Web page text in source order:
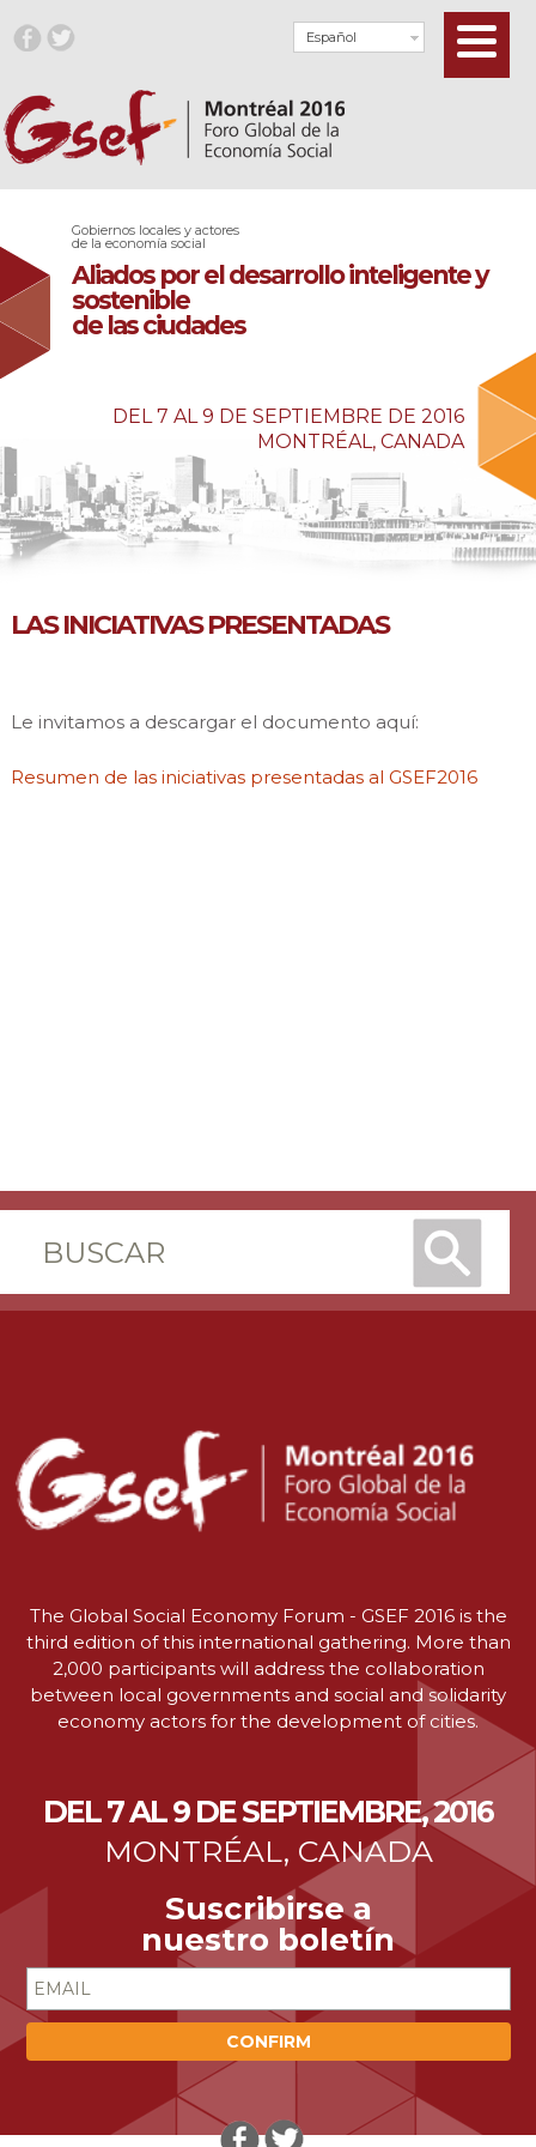
Español
Gobiernos locales y actores
de la economía social
Aliados por el desarrollo inteligente y
sostenible
de las ciudades
DEL 7 AL 9 DE SEPTIEMBRE DE 2016
MONTRÉAL, CANADA
LAS INICIATIVAS PRESENTADAS
Le invitamos a descargar el documento aquí:
Resumen de las iniciativas presentadas al GSEF2016
The Global Social Economy Forum - GSEF 2016 is the
third edition of this international gathering. More than
2,000 participants will address the collaboration
between local governments and social and solidarity
economy actors for the development of cities.
DEL 7 AL 9 DE SEPTIEMBRE, 2016
MONTRÉAL, CANADA
Suscribirse a
nuestro boletín